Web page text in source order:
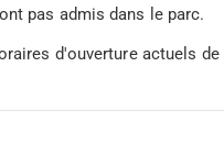
pas admis dans le parc.
d'ouverture actuels